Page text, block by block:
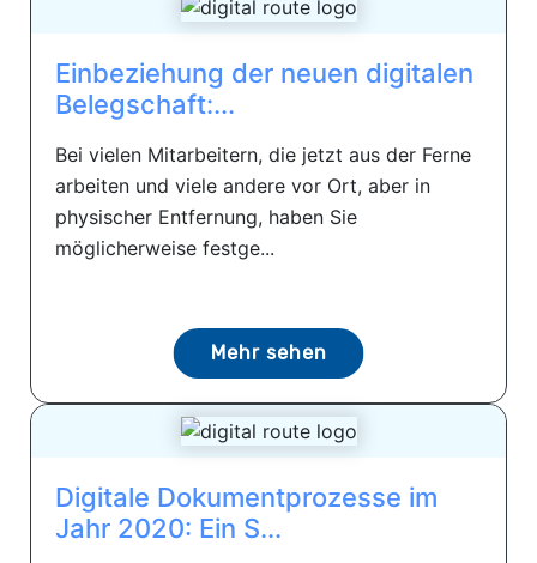
Einbeziehung der neuen digitalen
Belegschaft:...
Bei vielen Mitarbeitern, die jetzt aus der Ferne
arbeiten und viele andere vor Ort, aber in
physischer Entfernung, haben Sie
möglicherweise festge...
Mehr sehen
Digitale Dokumentprozesse im
Jahr 2020: Ein S...